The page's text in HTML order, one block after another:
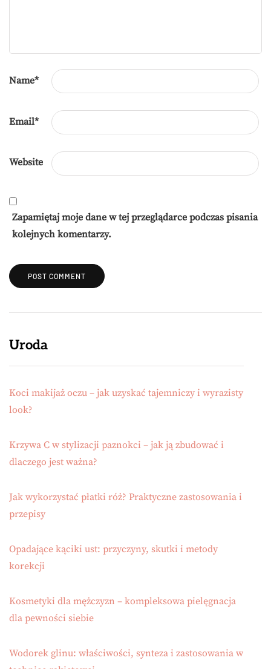
Name*
Email*
Website
Zapamiętaj moje dane w tej przeglądarce podczas pisania
kolejnych komentarzy.
Uroda
Koci makijaż oczu – jak uzyskać tajemniczy i wyrazisty
look?
Krzywa C w stylizacji paznokci – jak ją zbudować i
dlaczego jest ważna?
Jak wykorzystać płatki róż? Praktyczne zastosowania i
przepisy
Opadające kąciki ust: przyczyny, skutki i metody
korekcji
Kosmetyki dla mężczyzn – kompleksowa pielęgnacja
dla pewności siebie
Wodorek glinu: właściwości, synteza i zastosowania w